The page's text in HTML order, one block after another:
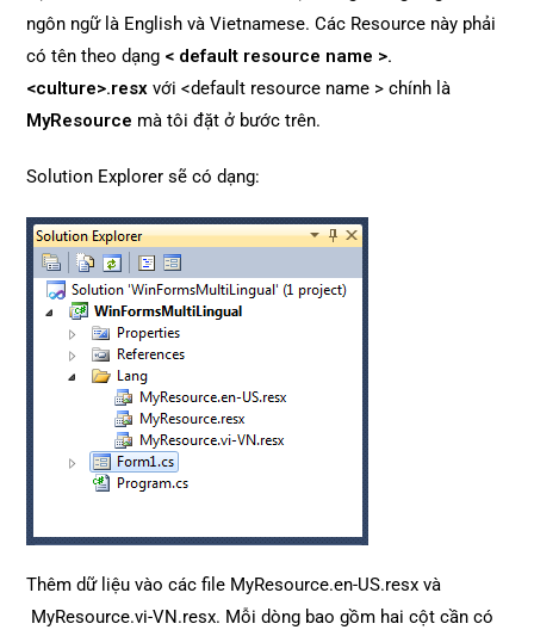
ngôn ngữ là English và Vietnamese. Các Resource này phải
có tên theo dạng < default resource name >.
<culture>.resxvới <default resource name > chính là
MyResource mà tôi đặt ở bước trên.
Solution Explorer sẽ có dạng:
Thêm dữ liệu vào các file MyResource.en-US.resx và
MyResource.vi-VN.resx. Mỗi dòng bao gồm hai cột cần có